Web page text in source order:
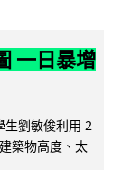
一日暴增
生劉敏俊利用 2
築物高度、太